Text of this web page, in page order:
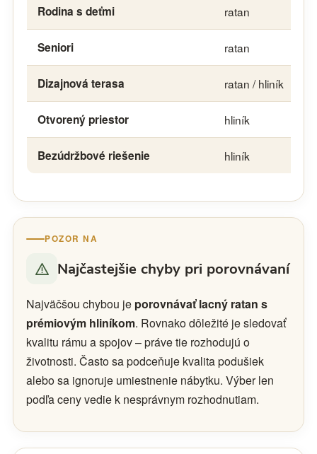
Rodina s deťmi ratan
Seniori ratan
Dizajnová terasa ratan / hliník
Otvorený priestor hliník
Bezúdržbové riešenie hliník
POZOR NA
Najčastejšie chyby pri porovnávaní
Najväčšou chybou je porovnávať lacný ratan s
prémiovým hliníkom. Rovnako dôležité je sledovať
kvalitu rámu a spojov – práve tie rozhodujú o
životnosti. Často sa podceňuje kvalita podušiek
alebo sa ignoruje umiestnenie nábytku. Výber len
podľa ceny vedie k nesprávnym rozhodnutiam.